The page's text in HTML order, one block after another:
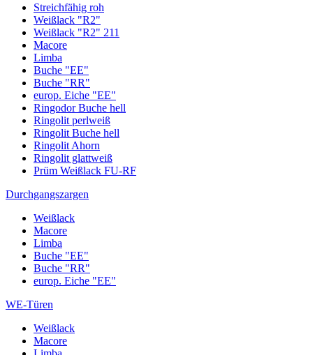
Streichfähig roh
Weißlack "R2"
Weißlack "R2" 211
Macore
Limba
Buche "EE"
Buche "RR"
europ. Eiche "EE"
Ringodor Buche hell
Ringolit perlweiß
Ringolit Buche hell
Ringolit Ahorn
Ringolit glattweiß
Prüm Weißlack FU-RF
Durchgangszargen
Weißlack
Macore
Limba
Buche "EE"
Buche "RR"
europ. Eiche "EE"
WE-Türen
Weißlack
Macore